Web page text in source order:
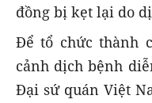
đồng bị kẹt lại do
Để tổ chức thành
cảnh dịch bệnh
Đại sứ quán Việt